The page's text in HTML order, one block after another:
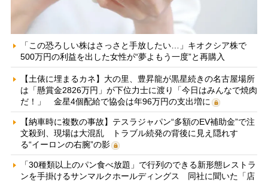
「この恐ろしい株はさっさと手放したい…」キオクシア株で
500万円の利益を出した女性が“夢よもう一度”と再購入
【土俵に埋まるカネ】大の里、豊昇龍が黒星続きの名古屋場所
は「懸賞金2826万円」が下位力士に渡り「今日はみんなで焼肉
だ！」 金星4個配給で協会は年96万円の支出増に
【納車時に複数の事故】テスラジャパン“多額のEV補助金”で注
文殺到、現場は大混乱 トラブル続発の背後に見え隠れす
る“イーロンの右腕”の影
「30種類以上のパン食べ放題」で行列のできる新形態レストラ
ンを手掛けるサンマルクホールディングス 同社に聞いた「店